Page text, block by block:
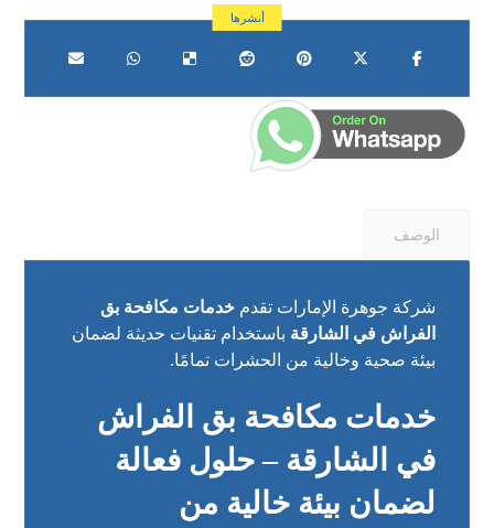
الوصف
شركة جوهرة الإمارات تقدمخدمات مكافحة بق
الفراش في الشارقة باستخدام تقنيات حديثة لضمان
بيئة صحية وخالية من الحشرات تمامًا.
خدمات مكافحة بق الفراش
في الشارقة – حلول فعالة
لضمان بيئة خالية من